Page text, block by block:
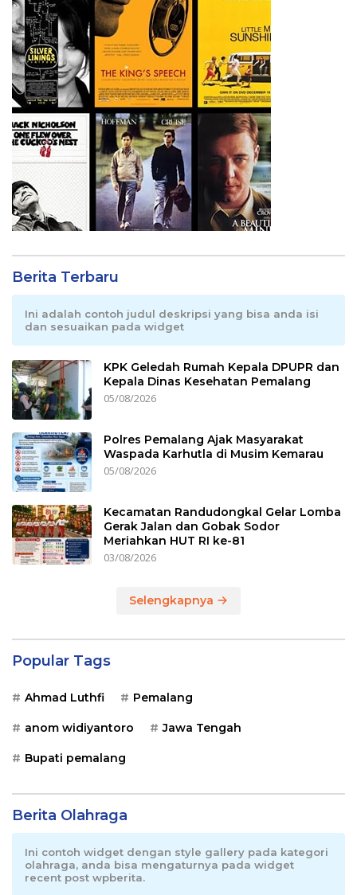
Berita Terbaru
Ini adalah contoh judul deskripsi yang bisa anda isi
dan sesuaikan pada widget
KPK Geledah Rumah Kepala DPUPR dan
Kepala Dinas Kesehatan Pemalang
05/08/2026
Polres Pemalang Ajak Masyarakat
Waspada Karhutla di Musim Kemarau
05/08/2026
Kecamatan Randudongkal Gelar Lomba
Gerak Jalan dan Gobak Sodor
Meriahkan HUT RI ke-81
03/08/2026
Selengkapnya
Popular Tags
Ahmad Luthfi Pemalang
anom widiyantoro Jawa Tengah
Bupati pemalang
Berita Olahraga
Ini contoh widget dengan style gallery pada kategori
olahraga, anda bisa mengaturnya pada widget
recent post wpberita.